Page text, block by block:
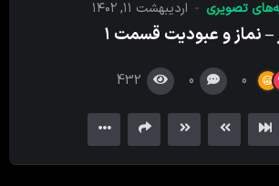
تصویری اردیبهشت ۱۱, ۱۴۰۲
– نماز و عبودیت قسمت ۱
0
0
432